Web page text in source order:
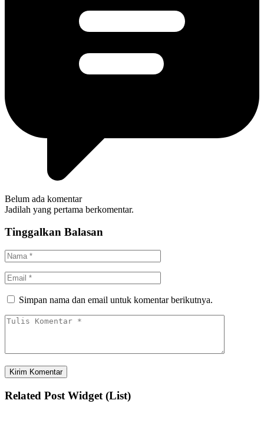
Belum ada komentar
Jadilah yang pertama berkomentar.
Tinggalkan Balasan
Simpan nama dan email untuk komentar berikutnya.
Related Post Widget (List)